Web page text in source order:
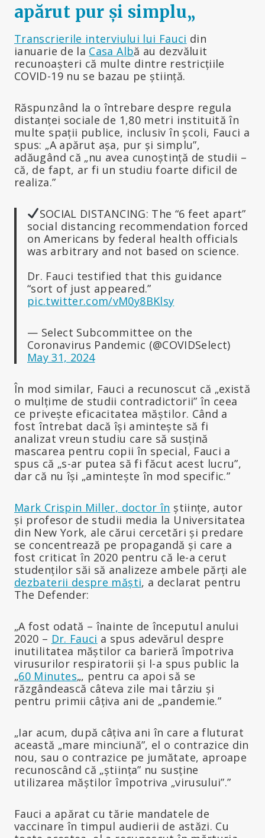
apărut pur și simplu„
Transcrierile interviului lui Fauci din
ianuarie de la Casa Albă au dezvăluit
recunoașteri că multe dintre restricțiile
COVID-19 nu se bazau pe știință.
Răspunzând la o întrebare despre regula
distanței sociale de 1,80 metri instituită în
multe spații publice, inclusiv în școli, Fauci a
spus: „A apărut așa, pur și simplu”,
adăugând că „nu avea cunoștință de studii –
că, de fapt, ar fi un studiu foarte dificil de
realiza.”
SOCIAL DISTANCING: The “6 feet apart”
social distancing recommendation forced
on Americans by federal health officials
was arbitrary and not based on science.
Dr. Fauci testified that this guidance
“sort of just appeared.”
pic.twitter.com/vM0y8BKlsy
— Select Subcommittee on the
Coronavirus Pandemic (@COVIDSelect)
May 31, 2024
În mod similar, Fauci a recunoscut că „există
o mulțime de studii contradictorii” în ceea
ce privește eficacitatea măștilor. Când a
fost întrebat dacă își amintește să fi
analizat vreun studiu care să susțină
mascarea pentru copii în special, Fauci a
spus că „s-ar putea să fi făcut acest lucru”,
dar că nu își „amintește în mod specific.”
Mark Crispin Miller, doctor în științe, autor
și profesor de studii media la Universitatea
din New York, ale cărui cercetări și predare
se concentrează pe propagandă și care a
fost criticat în 2020 pentru că le-a cerut
studenților săi să analizeze ambele părți ale
dezbaterii despre măști, a declarat pentru
The Defender:
„A fost odată – înainte de începutul anului
2020 – Dr. Fauci a spus adevărul despre
inutilitatea măștilor ca barieră împotriva
virusurilor respiratorii și l-a spus public la
„60 Minutes„, pentru ca apoi să se
răzgândească câteva zile mai târziu și
pentru primii câțiva ani de „pandemie.”
„Iar acum, după câțiva ani în care a fluturat
această „mare minciună”, el o contrazice din
nou, sau o contrazice pe jumătate, aproape
recunoscând că „știința” nu susține
utilizarea măștilor împotriva „virusului”.”
Fauci a apărat cu tărie mandatele de
vaccinare în timpul audierii de astăzi. Cu